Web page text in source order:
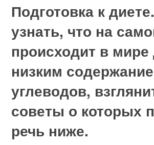
Подготовка к
узнать, что на
происходит в мире
низким
углеводов,
советы о которых
речь ниже.